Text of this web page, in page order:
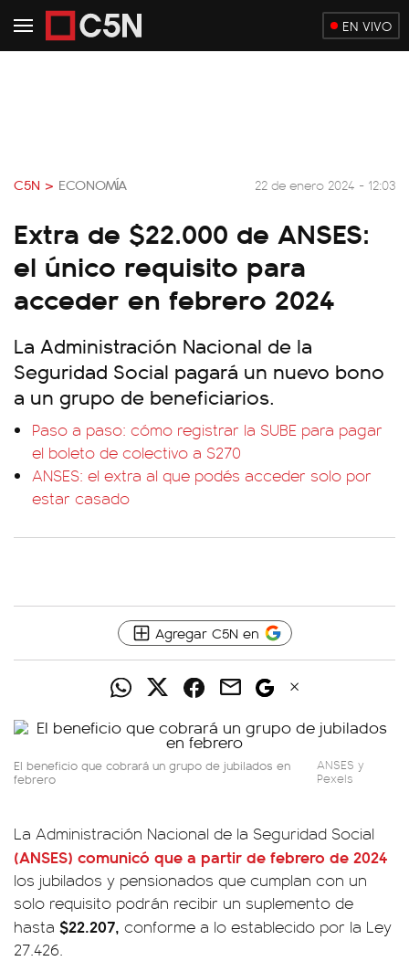
EN VIVO
C5N > ECONOMÍA 22 de enero 2024 - 12:03
Extra de $22.000 de ANSES:
el único requisito para
acceder en febrero 2024
La Administración Nacional de la
Seguridad Social pagará un nuevo bono
a un grupo de beneficiarios.
Paso a paso: cómo registrar la SUBE para pagar
el boleto de colectivo a $270
ANSES: el extra al que podés acceder solo por
estar casado
Agregar C5N en
El beneficio que cobrará un grupo de jubilados en
febrero
ANSES y
Pexels
La Administración Nacional de la Seguridad Social
(ANSES) comunicó que a partir de febrero de 2024
los jubilados y pensionados que cumplan con un
solo requisito podrán recibir un suplemento de
hasta $22.207, conforme a lo establecido por la Ley
27.426.